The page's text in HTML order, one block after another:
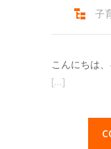
子
こんにちは
[…]